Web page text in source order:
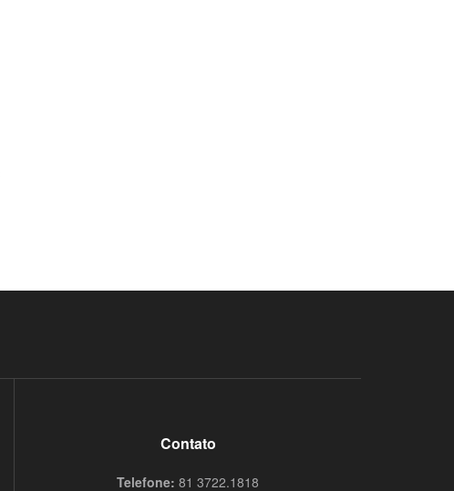
Contato
Telefone: 81 3722.1818